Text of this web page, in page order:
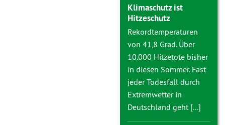
Klimaschutz ist
Hitzeschutz
Rekordtemperaturen
von 41,8 Grad. Über
10.000 Hitzetote bisher
in diesen Sommer. Fast
jeder Todesfall durch
Extremwetter in
Deutschland geht [...]